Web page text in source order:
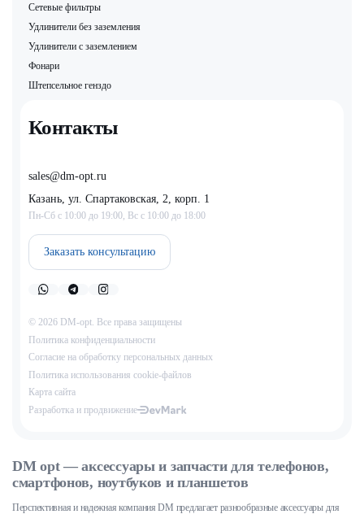
Контакты
sales@dm-opt.ru
Казань, ул. Спартаковская, 2, корп. 1
Пн-Сб с 10:00 до 19:00, Вс с 10:00 до 18:00
Заказать консультацию
© 2026 DM-opt. Все права защищены
Политика конфиденциальности
Согласие на обработку персональных данных
Пoлитикa иcпoльзoвaния cookie-фaйлoв
Карта сайта
Разработка и продвижение
Сетевые фильтры
Удлинители без заземления
Удлинители с заземлением
Фонари
Штепсельное генздо
DM opt — аксессуары и запчасти для телефонов,
смартфонов, ноутбуков и планшетов
Перспективная и надежная компания DM предлагает разнообразные аксессуары для